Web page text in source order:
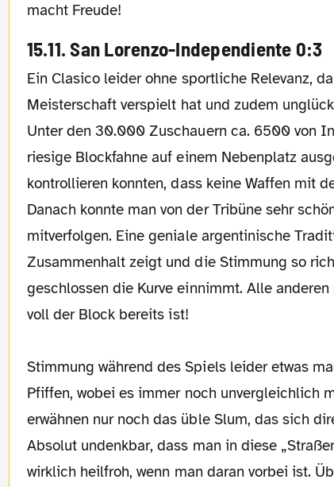
macht Freude!
15.11. San Lorenzo-Independiente 0:3
Ein Clasico leider ohne sportliche Relevanz, da San Lorenzo in den Wochen zuvor die
Meisterschaft verspielt hat und zudem
Unter den 30.000 Zuschauern ca. 6500 von
riesige Blockfahne auf einem Nebenplatz
kontrollieren konnten, dass keine Waffen mit
Danach konnte man von der Tribüne sehr
mitverfolgen. Eine geniale argentinische
Zusammenhalt zeigt und die Stimmung so
geschlossen die Kurve einnimmt. Alle
voll der Block bereits ist!
Stimmung während des Spiels leider etwas
Pfiffen, wobei es immer noch unvergleichlich
erwähnen nur noch das üble Slum, das sich
Absolut undenkbar, dass man in diese
wirklich heilfroh, wenn man daran vorbei ist.